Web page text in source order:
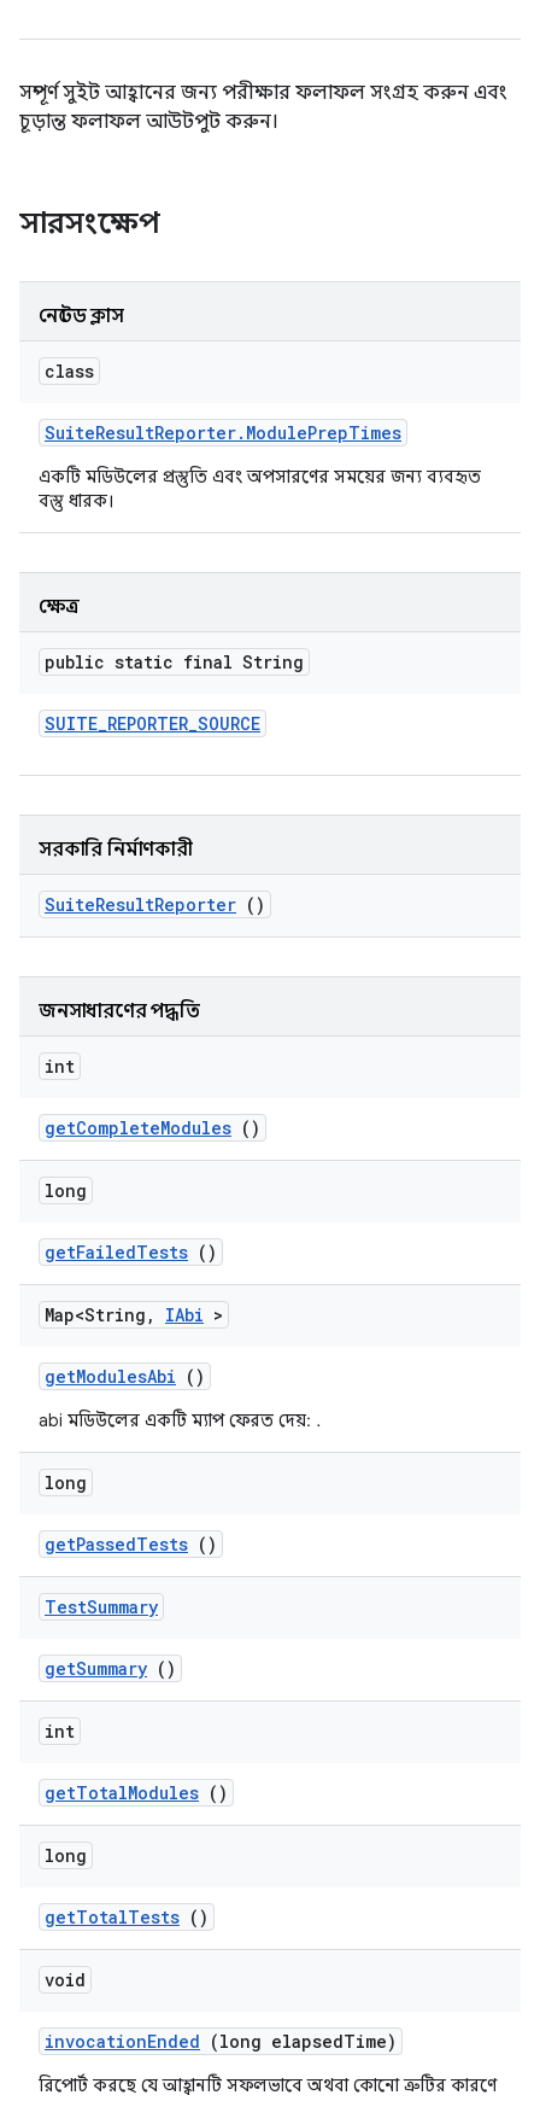
সম্পূর্ণ সুইট আহ্বানের জন্য পরীক্ষার ফলাফল সংগ্রহ করুন এবং
চূড়ান্ত ফলাফল আউটপুট করুন।
সারসংক্ষেপ
নেস্টেড ক্লাস
class
SuiteResultReporter. ModulePrepTimes
একটি মডিউলের প্রস্তুতি এবং অপসারণের সময়ের জন্য ব্যবহৃত
বস্তু ধারক।
ক্ষেত্র
public static final String
SUITE_REPORTER_SOURCE
সরকারি নির্মাণকারী
SuiteResultReporter ()
জনসাধারণের পদ্ধতি
int
getCompleteModules ()
long
getFailedTests ()
Map<String , IAbi >
getModulesAbi ()
abi মডিউলের একটি ম্যাপ ফেরত দেয়: .
long
getPassedTests ()
TestSummary
getSummary ()
int
getTotalModules ()
long
getTotalTests ()
void
invocationEnded (long elapsedTime)
রিপোর্ট করছে যে আহ্বানটি সফলভাবে অথবা কোনো ত্রুটির কারণে